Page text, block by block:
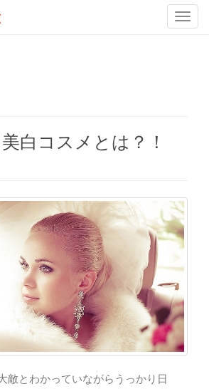
T
a
t
i
o
n
白コスメとは？！
敵とわかっていながらうっかり日